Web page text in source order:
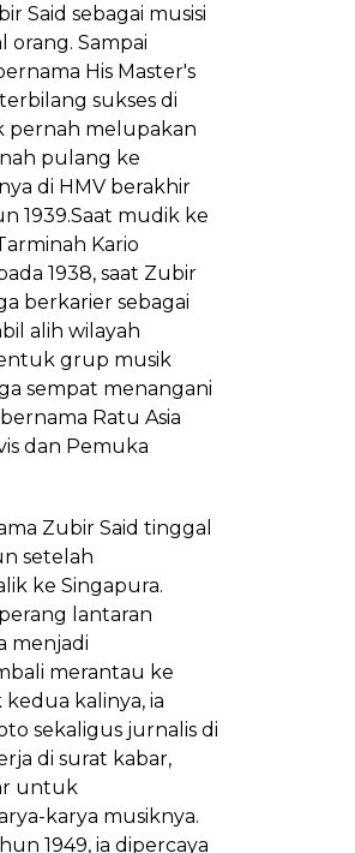
Said sebagai musisi
Sampai
His Master's
sukses di
pernah melupakan
pulang ke
di HMV berakhir
1939.Saat mudik ke
Kario
1938, saat Zubir
berkarier sebagai
alih wilayah
grup musik
sempat menangani
Ratu Asia
dan Pemuka
Zubir Said tinggal
setelah
ke Singapura.
lantaran
menjadi
merantau ke
kalinya, ia
sekaligus jurnalis di
di surat kabar,
untuk
karya musiknya.
1949, ia dipercaya